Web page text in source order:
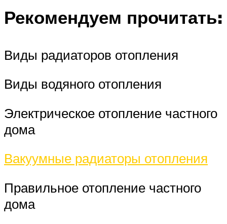
Рекомендуем прочитать:
Виды радиаторов отопления
Виды водяного отопления
Электрическое отопление частного
дома
Вакуумные радиаторы отопления
Правильное отопление частного
дома